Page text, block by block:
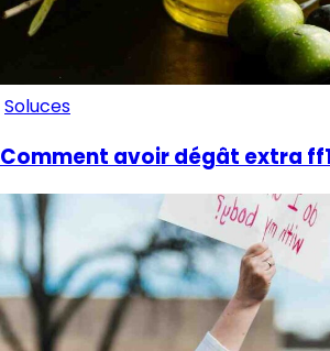
Soluces
Comment avoir dégât extra